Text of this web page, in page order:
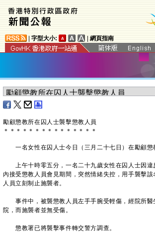
字型大小: 網頁指南
勵顧懲教所在囚人士襲擊懲教人員
＊ ＊ ＊ ＊ ＊ ＊ ＊ ＊ ＊ ＊ ＊ ＊ ＊ ＊ ＊
一名女性在囚人士今日（三月二十七日）在勵顧懲
上午十時零五分，一名二十九歲女性在囚人士因違
內接受懲教人員會見期間，突然情緒失控，用手襲擊
人員立刻制止施襲者。
事件中，被襲懲教人員左手手腕受輕傷，經院所醫
院，而施襲者並無受傷。
懲教署已將襲擊事件轉交警方調查。